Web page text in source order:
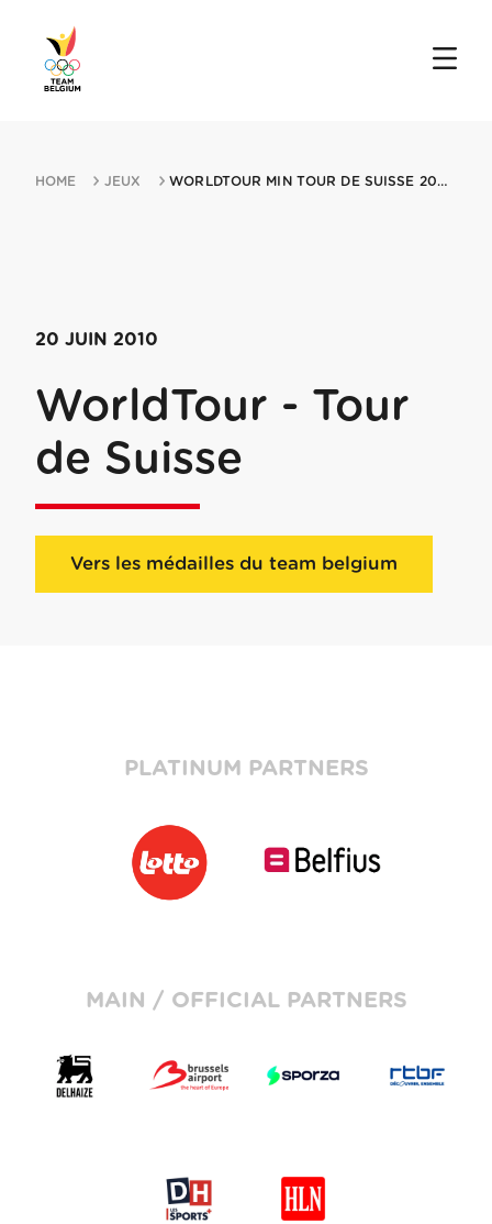
HOME JEUX WORLDTOUR MIN TOUR DE SUISSE 20062010 LUGANO
20 JUIN 2010
WorldTour - Tour
de Suisse
Vers les médailles du team belgium
PLATINUM PARTNERS
MAIN / OFFICIAL PARTNERS